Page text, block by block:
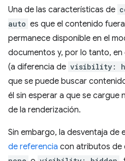
Una de las características de
auto es que el contenido
permanece disponible en el
documentos y, por lo tanto,
(a diferencia de visibility:
que se puede buscar
él sin esperar a que se cargue
de la renderización.
Sin embargo, la desventaja de
de referencia con atributos de